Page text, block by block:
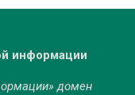
информации
домен